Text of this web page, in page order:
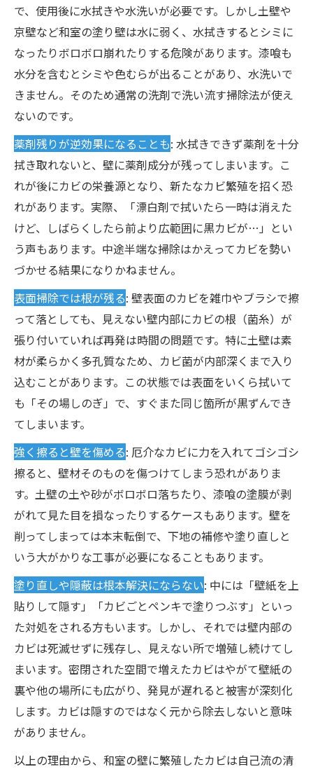
で、使用後に水拭きや水洗いが必要です。しかし土壁や
京壁など和室の塗り壁は水に弱く、水拭きするとシミに
なったりボロボロ崩れたりする危険があります。漆喰も
水分を含むとシミや色むらが出ることがあり、水洗いで
きません。そのため通常の洗剤で洗い流す掃除法が使え
ないのです。
薬剤残りが逆効果になることも: 水拭きできず薬剤を十分
拭き取れないと、壁に薬剤成分が残ってしまいます。こ
れが後にカビの栄養源となり、新たなカビ繁殖を招く恐
れがあります。実際、「漂白剤で拭いたら一時は消えた
けど、しばらくしたら前より広範囲に黒カビが…」とい
う声もあります。中途半端な掃除はかえってカビを勢い
づかせる結果になりかねません。
表面掃除では根が残る: 壁表面のカビを雑巾やブラシで擦
って落としても、見えない壁内部にカビの根（菌糸）が
張り付いていれば再発は時間の問題です。特に土壁は素
材が柔らかく多孔質なため、カビ菌が内部深くまで入り
込むことがあります。この状態では表面をいくら拭いて
も「その場しのぎ」で、すぐまた同じ箇所が黒ずんでき
てしまいます。
強く擦ると壁を傷める: 厄介なカビに力を入れてゴシゴシ
擦ると、壁材そのものを傷つけてしまう恐れがありま
す。土壁の土や砂がボロボロ落ちたり、漆喰の塗膜が剥
がれて見た目を損なったりするケースもあります。壁を
削ってしまっては本末転倒で、下地の補修や塗り直しと
いう大がかりな工事が必要になることもあります。
塗り直しや隠蔽は根本解決にならない: 中には「壁紙を上
貼りして隠す」「カビごとペンキで塗りつぶす」といっ
た対処をされる方もいます。しかし、それでは壁内部の
カビは死滅せずに残存し、見えない所で増殖し続けてし
まいます。密閉された空間で増えたカビはやがて壁紙の
裏や他の場所にも広がり、発見が遅れると被害が深刻化
します。カビは隠すのではなく元から除去しないと意味
がありません。
以上の理由から、和室の壁に繁殖したカビは自己流の清